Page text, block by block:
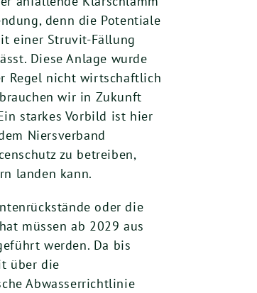
denn die Potentiale
einer Struvit-Fällung
Diese Anlage wurde
Regel nicht wirtschaftlich
wir in Zukunft
starkes Vorbild ist hier
Niersverband
zu betreiben,
landen kann.
oder die
müssen ab 2029 aus
werden. Da bis
über die
Abwasserrichtlinie